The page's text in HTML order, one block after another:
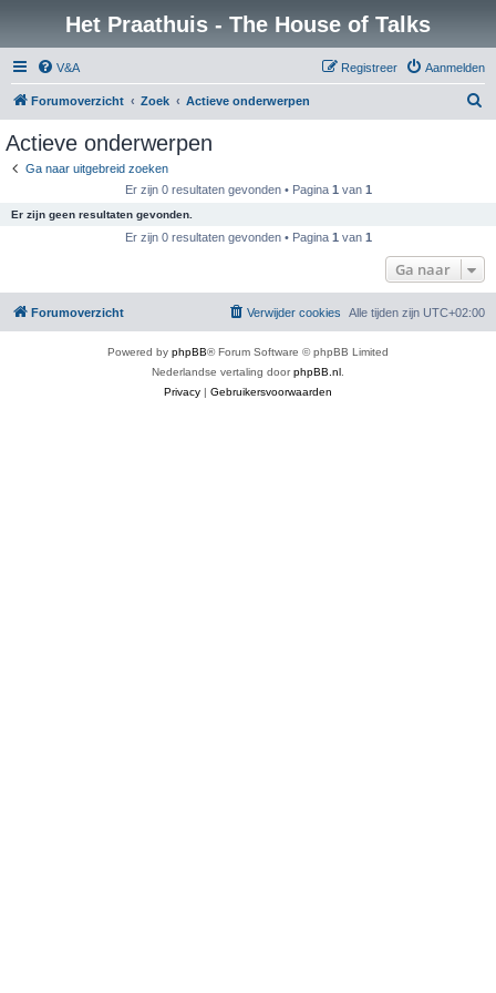
Het Praathuis - The House of Talks
V&A Aanmelden
Registreer
Forumoverzicht Zoek Actieve onderwerpen
Actieve onderwerpen
Ga naar uitgebreid zoeken
Er zijn 0 resultaten gevonden • Pagina 1 van 1
Er zijn geen resultaten gevonden.
Er zijn 0 resultaten gevonden • Pagina 1 van 1
Ga naar
Forumoverzicht Alle tijden zijn UTC+02:00
Verwijder cookies
Powered by phpBB® Forum Software © phpBB Limited
Nederlandse vertaling doorphpBB.nl
Privacy | Gebruikersvoorwaarden